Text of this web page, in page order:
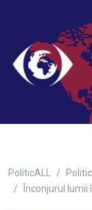
PoliticALL
Înconjurul